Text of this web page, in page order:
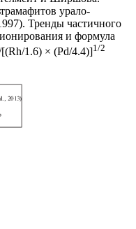
урало-
Тренды частичного
и формула
1.6) × (Pd/4.4)] 1/2